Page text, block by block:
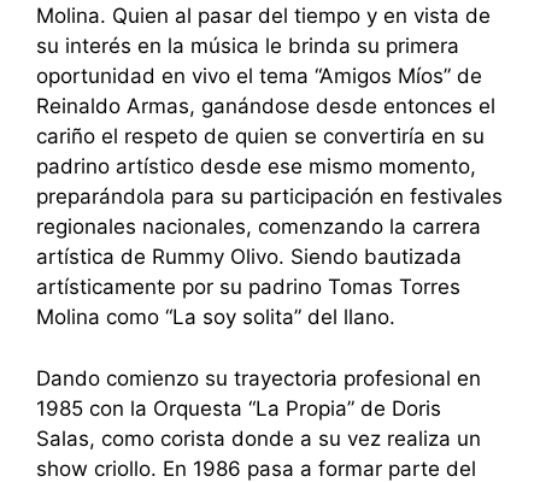
Molina. Quien al pasar del tiempo y en vista de
su interés en la música le brinda su primera
oportunidad en vivo el tema “Amigos Míos” de
Reinaldo Armas, ganándose desde entonces el
cariño el respeto de quien se convertiría en su
padrino artístico desde ese mismo momento,
preparándola para su participación en festivales
regionales nacionales, comenzando la carrera
artística de Rummy Olivo. Siendo bautizada
artísticamente por su padrino Tomas Torres
Molina como “La soy solita” del llano.
Dando comienzo su trayectoria profesional en
1985 con la Orquesta “La Propia” de Doris
Salas, como corista donde a su vez realiza un
show criollo. En 1986 pasa a formar parte del